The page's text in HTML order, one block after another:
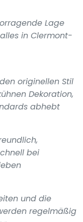
Lage
in Clermont-
originellen Stil
Dekoration,
abhebt
bei
und die
regelmäßig